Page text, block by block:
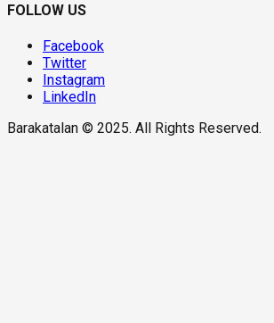
FOLLOW US
Facebook
Twitter
Instagram
LinkedIn
Barakatalan © 2025. All Rights Reserved.